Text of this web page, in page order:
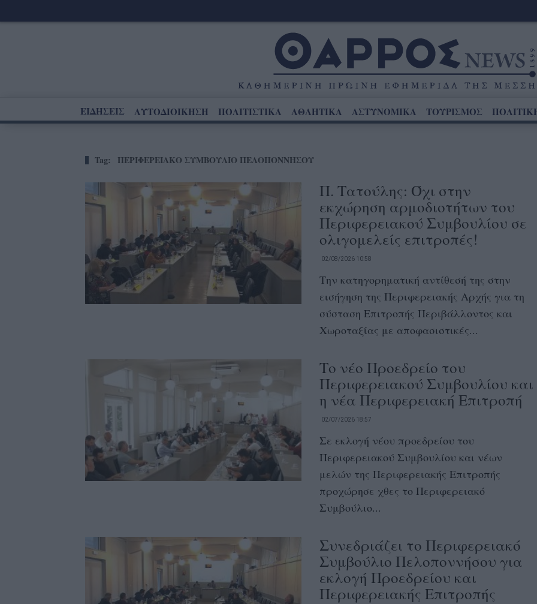
ΕΙΔΗΣΕΙΣ ΑΥΤΟΔΙΟΙΚΗΣΗ ΠΟΛΙΤΙΣΤΙΚΑ ΑΘΛΗΤΙΚΑ ΑΣΤΥΝΟΜΙΚΑ ΤΟΥΡΙΣΜΟΣ
Tag: ΠΕΡΙΦΕΡΕΙΑΚΟ ΣΥΜΒΟΥΛΙΟ ΠΕΛΟΠΟΝΝΗΣΟΥ
Π. Τατούλης: Όχι στην
εκχώρηση αρμοδιοτήτων του
Περιφερειακού Συμβουλίου σε
ολιγομελείς επιτροπές!
02/08/2026 10:58
Την κατηγορηματική αντίθεσή της στην
εισήγηση της Περιφερειακής Αρχής για τη
σύσταση Επιτροπής Περιβάλλοντος και
Χωροταξίας με αποφασιστικές...
Το νέο Προεδρείο του
Περιφερειακού Συμβουλίου και
η νέα Περιφερειακή Επιτροπή
02/07/2026 18:57
Σε εκλογή νέου προεδρείου του
Περιφερειακού Συμβουλίου και νέων
μελών της Περιφερειακής Επιτροπής
προχώρησε χθες το Περιφερειακό
Συμβούλιο...
Συνεδριάζει το Περιφερειακό
Συμβούλιο Πελοποννήσου για
εκλογή Προεδρείου και
Περιφερειακής Επιτροπής